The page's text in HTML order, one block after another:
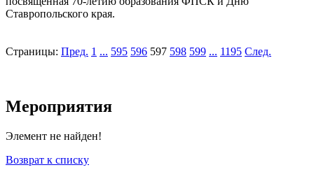
Ставропольского края.
Страницы: Пред. 1 ... 595 596 597 598 599 ... 1195 След.
Мероприятия
Элемент не найден!
Возврат к списку